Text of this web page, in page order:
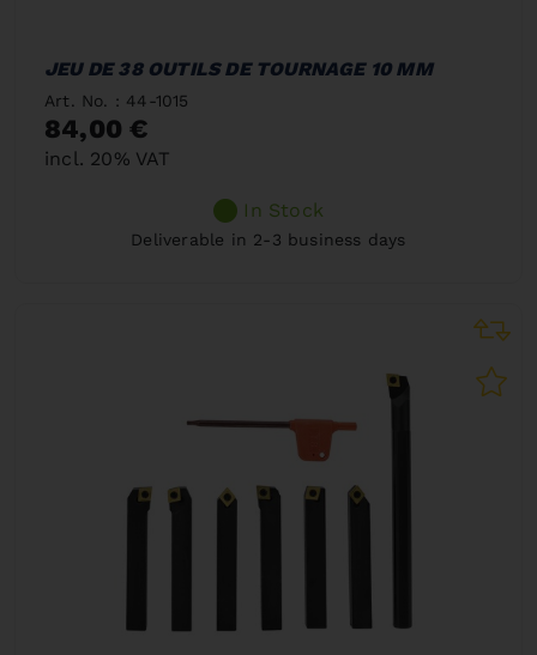
JEU DE 38 OUTILS DE TOURNAGE 10 MM
Art. No. : 44-1015
84,00 €
incl. 20% VAT
In Stock
Deliverable in 2-3 business days